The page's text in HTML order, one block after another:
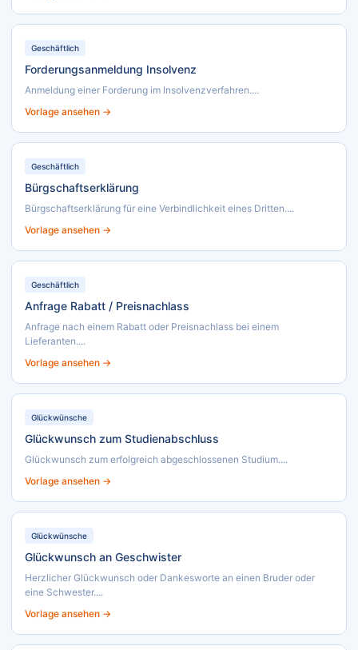
Geschäftlich
Forderungsanmeldung Insolvenz
Anmeldung einer Forderung im Insolvenzverfahren....
Vorlage ansehen →
Geschäftlich
Bürgschaftserklärung
Bürgschaftserklärung für eine Verbindlichkeit eines Dritten....
Vorlage ansehen →
Geschäftlich
Anfrage Rabatt / Preisnachlass
Anfrage nach einem Rabatt oder Preisnachlass bei einem
Lieferanten....
Vorlage ansehen →
Glückwünsche
Glückwunsch zum Studienabschluss
Glückwunsch zum erfolgreich abgeschlossenen Studium....
Vorlage ansehen →
Glückwünsche
Glückwunsch an Geschwister
Herzlicher Glückwunsch oder Dankesworte an einen Bruder oder
eine Schwester....
Vorlage ansehen →